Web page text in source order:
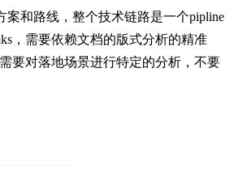
和路线，整个技术链路是一个pipline
，需要依赖文档的版式分析的精准
要对落地场景进行特定的分析，不要